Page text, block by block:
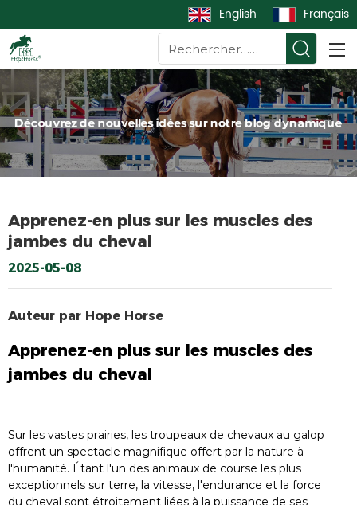
English Français
Apprenez-en plus sur les muscles des
jambes du cheval
2025-05-08
Auteur par Hope Horse
Apprenez-en plus sur les muscles des
jambes du cheval
Sur les vastes prairies, les troupeaux de chevaux au galop
offrent un spectacle magnifique offert par la nature à
l'humanité. Étant l'un des animaux de course les plus
exceptionnels sur terre, la vitesse, l'endurance et la force
du cheval sont étroitement liées à la puissance de ses